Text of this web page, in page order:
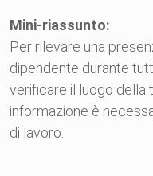
Mini-riassunto:
Per rilevare una
dipendente durante
verificare il luogo della
informazione è
di lavoro.